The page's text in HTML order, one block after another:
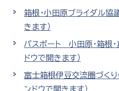
箱根・小田原ブライダル協
きます）
パスポート 小田原･箱根･
ドウで開きます）
富士箱根伊豆交流圏づくり
ンドウで開きます）